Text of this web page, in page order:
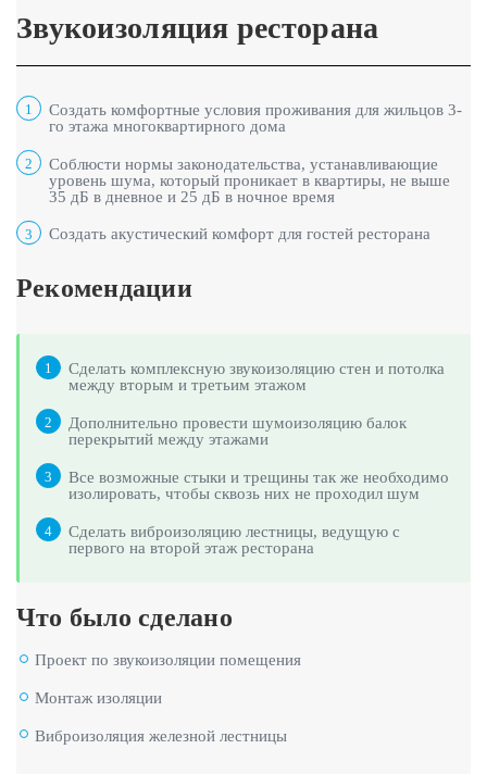
Звукоизоляция ресторана
1
Создать комфортные условия проживания для жильцов 3-
го этажа многоквартирного дома
2
Соблюсти нормы законодательства, устанавливающие
уровень шума, который проникает в квартиры, не выше
35 дБ в дневное и 25 дБ в ночное время
3 Создать акустический комфорт для гостей ресторана
Рекомендации
1
Сделать комплексную звукоизоляцию стен и потолка
между вторым и третьим этажом
2
Дополнительно провести шумоизоляцию балок
перекрытий между этажами
3
Все возможные стыки и трещины так же необходимо
изолировать, чтобы сквозь них не проходил шум
4
Сделать виброизоляцию лестницы, ведущую с
первого на второй этаж ресторана
Что было сделано
Проект по звукоизоляции помещения
Монтаж изоляции
Виброизоляция железной лестницы